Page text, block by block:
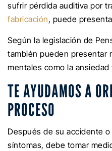
sufrir pérdida auditiva por
fabricación, puede
Según la legislación de
también pueden presentar
mentales como la ansiedad
TE AYUDAMOS A
PROCESO
Después de su accidente
síntomas, debe tomar